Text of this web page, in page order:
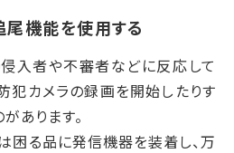
尾機能を使用する
入者や不審者などに反応して
犯カメラの録画を開始したりす
あります。
困る品に発信機器を装着し、万